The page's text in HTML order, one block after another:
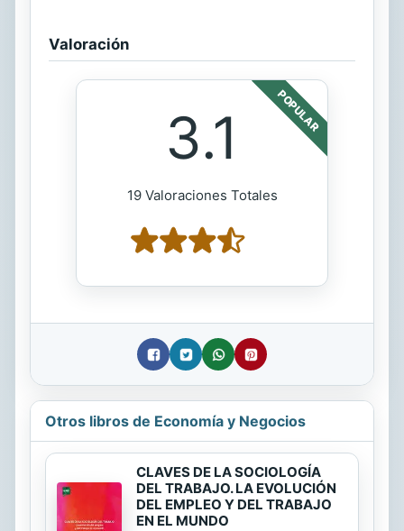
Valoración
POPULAR
3.1
19 Valoraciones Totales
Otros libros de Economía y Negocios
CLAVES DE LA SOCIOLOGÍA
DEL TRABAJO. LA EVOLUCIÓN
DEL EMPLEO Y DEL TRABAJO
EN EL MUNDO